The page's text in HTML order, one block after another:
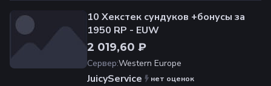
10 Хекстек сундуков +бонусы за
1950 RP - EUW
2 019,60 ₽
Сервер:Western Europe
JuicyService нет оценок